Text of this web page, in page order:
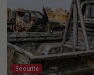
Securite